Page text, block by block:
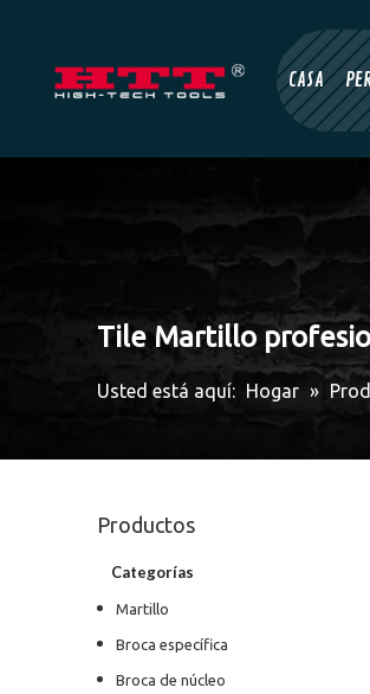
CASA
Tile Martillo
Usted está aquí: Hogar »
Productos
Categorías
Martillo
Broca específica
Broca de núcleo